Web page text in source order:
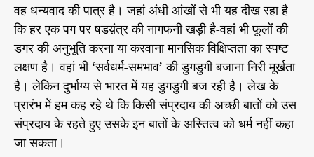
वह धन्यवाद की पात्र है। जहां अंधी आंखों से भी यह दीख रहा है
कि हर एक पग पर षडय़ंत्र की नागफनी खड़ी है-वहां भी फूलों की
डगर की अनुभूति करना या करवाना मानसिक विक्षिप्तता का स्पष्ट
लक्षण है। वहां भी ‘सर्वधर्म-समभाव’ की डुगडुगी बजाना निरी मूर्खता
है। लेकिन दुर्भाग्य से भारत में यह डुगडुगी बज रही है। लेख के
प्रारंभ में हम कह रहे थे कि किसी संप्रदाय की अच्छी बातों को उस
संप्रदाय के रहते हुए उसके इन बातों के अस्तित्व को धर्म नहीं कहा
जा सकता।